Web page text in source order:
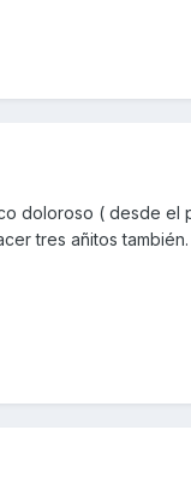
doloroso ( desde el
tres añitos también.